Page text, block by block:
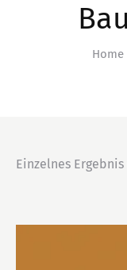
Home
Einzelnes